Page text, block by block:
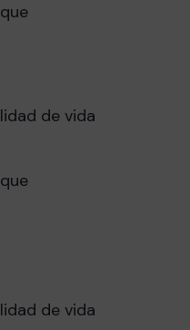
de vida
de vida